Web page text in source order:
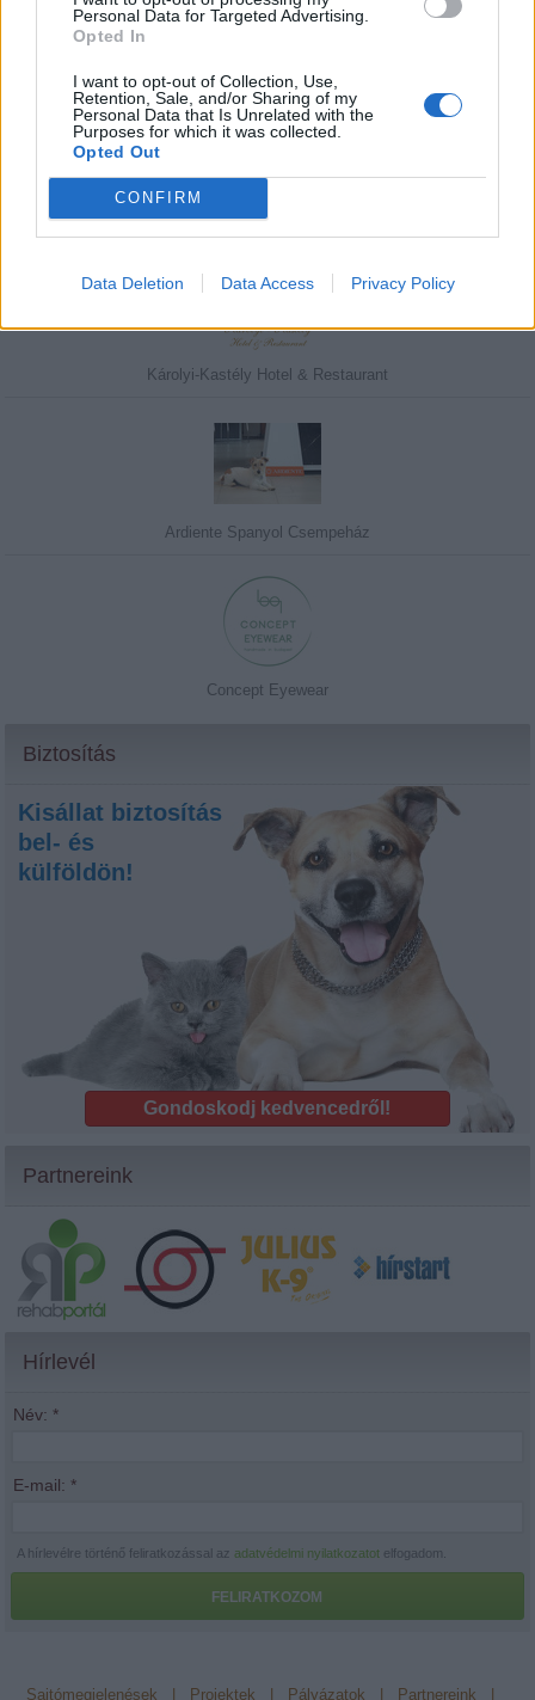
Personal Data for Targeted Advertising.
Opted In
I want to opt-out of Collection, Use,
Retention, Sale, and/or Sharing of my
Personal Data that Is Unrelated with the
Purposes for which it was collected.
Opted Out
CONFIRM
Data Deletion Data Access Privacy Policy
Javasolj egy kutyabarát helyet!
Kedvenceink
Károlyi-Kastély Hotel & Restaurant
Ardiente Spanyol Csempeház
Concept Eyewear
Biztosítás
Kisállat biztosítás
bel- és
külföldön!
Gondoskodj kedvencedről!
Partnereink
Hírlevél
Név: *
E-mail: *
A hírlevélre történő feliratkozással azadatvédelmi nyilatkozatot elfogadom.
FELIRATKOZOM
Sajtómegjelenések Projektek Pályázatok Partnereink